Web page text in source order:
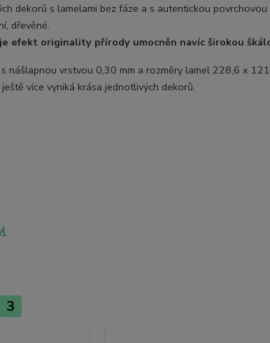
dekorů s lamelami bez fáze a s autentickou
dřevěné.
efekt originality přírody umocněn navíc širokou
nášlapnou vrstvou 0,30 mm a rozměry lamel 228,6 x
více vyniká krása jednotlivých dekorů.
3